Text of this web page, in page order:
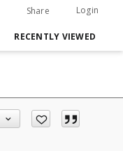
Share Login
RECENTLY VIEWED